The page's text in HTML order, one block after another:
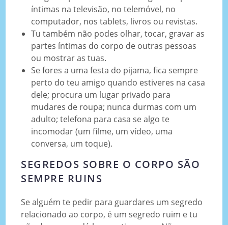
íntimas na televisão, no telemóvel, no
computador, nos tablets, livros ou revistas.
Tu também não podes olhar, tocar, gravar as
partes íntimas do corpo de outras pessoas
ou mostrar as tuas.
Se fores a uma festa do pijama, fica sempre
perto do teu amigo quando estiveres na casa
dele; procura um lugar privado para
mudares de roupa; nunca durmas com um
adulto; telefona para casa se algo te
incomodar (um filme, um vídeo, uma
conversa, um toque).
SEGREDOS SOBRE O CORPO SÃO
SEMPRE RUINS
Se alguém te pedir para guardares um segredo
relacionado ao corpo, é um segredo ruim e tu